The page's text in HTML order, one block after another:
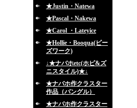
★Justin・Natewa
★Pascal・Nakewa
★Carol ・Lateyice
★Hollie・Booqua(ビー
ズワーク)
↓★ナバホetc(ホピ&ズ
ニスタイル)★↓
★ナバホ作クラスター
作品（バングル）
★ナバホ作クラスター